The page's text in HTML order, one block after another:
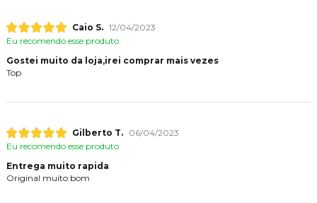
Caio S. 12/04/2023
Eu recomendo esse produto.
Gostei muito da loja,irei comprar mais vezes
Top
Gilberto T.
06/04/2023
Eu recomendo esse produto.
Entrega muito rapida
Original muito bom